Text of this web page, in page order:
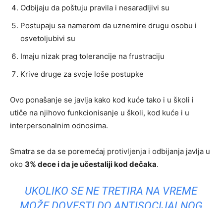
Odbijaju da poštuju pravila i nesaradljivi su
Postupaju sa namerom da uznemire drugu osobu i
osvetoljubivi su
Imaju nizak prag tolerancije na frustraciju
Krive druge za svoje loše postupke
Ovo ponašanje se javlja kako kod kuće tako i u školi i
utiče na njihovo funkcionisanje u školi, kod kuće i u
interpersonalnim odnosima.
Smatra se da se poremećaj protivljenja i odbijanja javlja u
oko 3% dece i da je učestaliji kod dečaka.
UKOLIKO SE NE TRETIRA NA VREME